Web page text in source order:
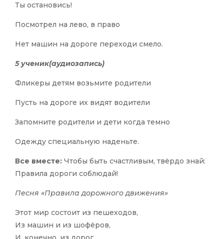
Ты остановись!
Посмотрел на лево, в право
Нет машин на дороге переходи смело.
5 ученик(аудиозапись)
Фликеры детям возьмите родители
Пусть на дороге их видят водители
Запомните родители и дети когда темно
Одежду специальную наденьте.
Все вместе: Чтобы быть счастливым, твёрдо знай:
Правила дороги соблюдай!
Песня «Правила дорожного движения»
Этот мир состоит из пешеходов,
Из машин и из шофёров,